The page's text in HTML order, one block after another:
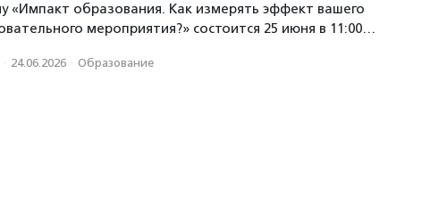
«Импакт образования. Как измерять эффект вашего
мероприятия?» состоится 25 июня в 11:00…
· 24.06.2026 · Образование